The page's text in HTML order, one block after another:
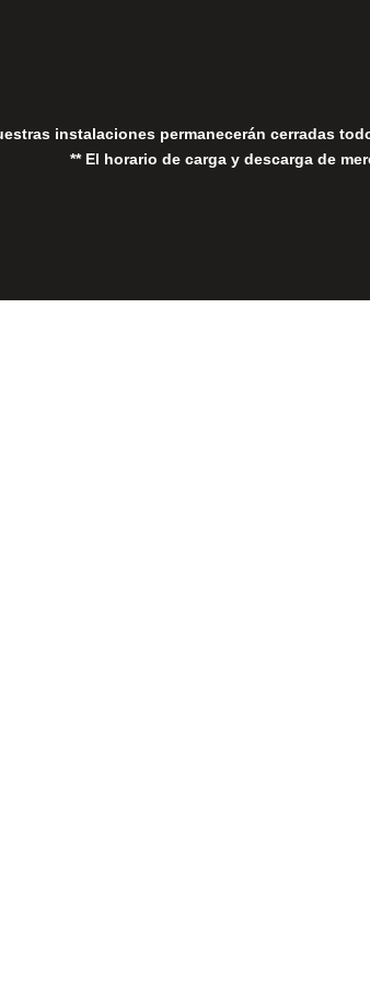
instalaciones permanecerán cerradas
** El horario de carga y descarga de